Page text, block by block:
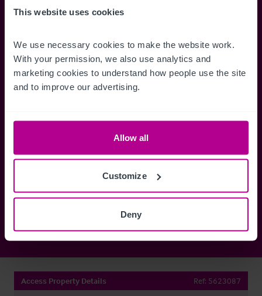
This website uses cookies
We use necessary cookies to make the website work.
With your permission, we also use analytics and
marketing cookies to understand how people use the site
and to improve our advertising.
Allow all
Customize
Deny
Accédez à des informations
des visites, des brochures et bien
plus encore.
des alertes.
Vous avez déjà un compte?
Connectez-vous maintenant
Access Property Details Ref: 5623087